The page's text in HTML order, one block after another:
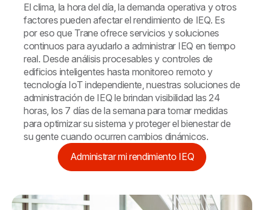
El clima, la hora del día, la demanda operativa y otros
factores pueden afectar el rendimiento de IEQ. Es
por eso que Trane ofrece servicios y soluciones
continuos para ayudarlo a administrar IEQ en tiempo
real. Desde análisis procesables y controles de
edificios inteligentes hasta monitoreo remoto y
tecnología IoT independiente, nuestras soluciones de
administración de IEQ le brindan visibilidad las 24
horas, los 7 días de la semana para tomar medidas
para optimizar su sistema y proteger el bienestar de
su gente cuando ocurren cambios dinámicos.
Administrar mi rendimiento IEQ